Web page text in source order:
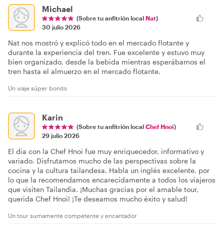
Michael
(Sobre tu anfitrión local Nat)
30 julio 2026
Nat nos mostró y explicó todo en el mercado flotante y
durante la experiencia del tren. Fue excelente y estuvo muy
bien organizado, desde la bebida mientras esperábamos el
tren hasta el almuerzo en el mercado flotante.
Un viaje súper bonito
Karin
(Sobre tu anfitrión local Chef Hnoi)
29 julio 2026
El día con la Chef Hnoi fue muy enriquecedor, informativo y
variado. Disfrutamos mucho de las perspectivas sobre la
cocina y la cultura tailandesa. Habla un inglés excelente, por
lo que la recomendamos encarecidamente a todos los viajeros
que visiten Tailandia. ¡Muchas gracias por el amable tour,
querida Chef Hnoi! ¡Te deseamos mucho éxito y salud!
Un tour sumamente competente y encantador